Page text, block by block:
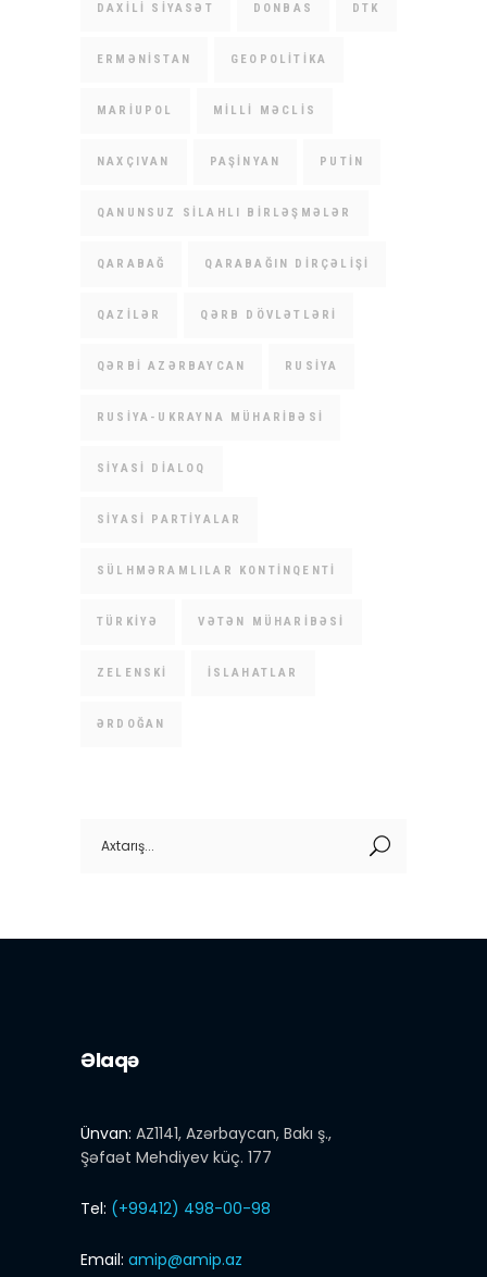
DAXILI SIYASƏT DONBAS DTK
ERMƏNISTAN GEOPOLITIKA
MARIUPOL MILLI MƏCLIS
NAXÇIVAN PAŞINYAN PUTIN
QANUNSUZ SILAHLI BIRLƏŞMƏLƏR
QARABAĞ QARABAĞIN DIRÇƏLIŞI
QAZILƏR QƏRB DÖVLƏTLƏRI
QƏRBI AZƏRBAYCAN RUSIYA
RUSIYA-UKRAYNA MÜHARIBƏSI
SIYASI DIALOQ
SIYASI PARTIYALAR
SÜLHMƏRAMLILAR KONTINQENTI
TÜRKIYƏ VƏTƏN MÜHARIBƏSI
ZELENSKI İSLAHATLAR
ƏRDOĞAN
for:
Əlaqə
Ünvan: AZ1141, Azərbaycan, Bakı ş.,
Şəfaət Mehdiyev küç. 177
Tel: (+99412) 498-00-98
Email: amip@amip.az